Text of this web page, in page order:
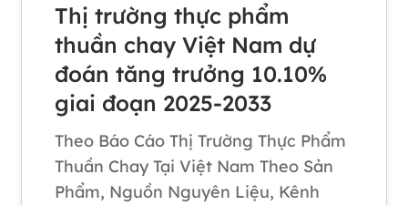
Thị trường thực phẩm
thuần chay Việt Nam dự
đoán tăng trưởng 10.10%
giai đoạn 2025-2033
Theo Báo Cáo Thị Trường Thực Phẩm
Thuần Chay Tại Việt Nam Theo Sản
Phẩm, Nguồn Nguyên Liệu, Kênh